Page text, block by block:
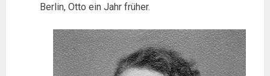
Berlin, Otto ein Jahr früher.